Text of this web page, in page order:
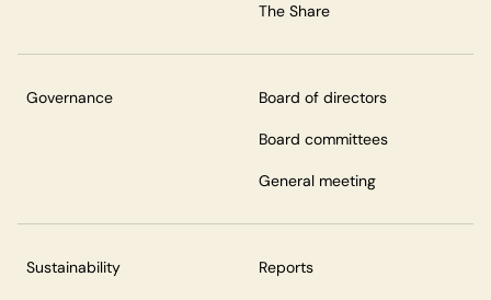
The Share
Governance Board of directors
Board committees
General meeting
Sustainability Reports